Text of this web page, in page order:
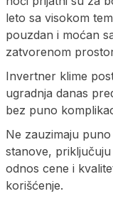
leto sa visokom
pouzdan i moćan
zatvorenom
Invertner klime
ugradnja danas
bez puno
Ne zauzimaju
stanove,
odnos cene i
korišćenje.